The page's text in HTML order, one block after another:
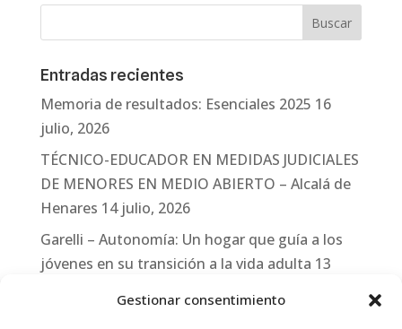
Gestionar consentimiento
Entradas recientes
Memoria de resultados: Esenciales 2025 16
julio, 2026
TÉCNICO-EDUCADOR EN MEDIDAS JUDICIALES
DE MENORES EN MEDIO ABIERTO – Alcalá de
Henares 14 julio, 2026
Garelli – Autonomía: Un hogar que guía a los
jóvenes en su transición a la vida adulta 13